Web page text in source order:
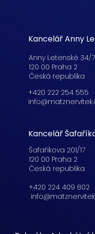
Kancelář Anny
Anny Letenské 34/7
120 00 Praha 2
Česká republika
+420 222 254 555
Kancelář
Šafaříkova 201/17
120 00 Praha 2
Česká republika
+420 224 409 802